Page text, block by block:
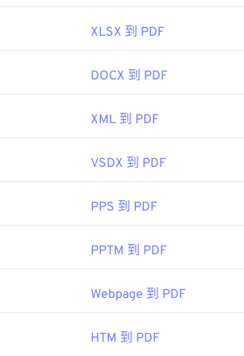
XLSX 到 PDF
DOCX 到 PDF
XML 到 PDF
VSDX 到 PDF
PPS 到 PDF
PPTM 到 PDF
Webpage 到 PDF
HTM 到 PDF